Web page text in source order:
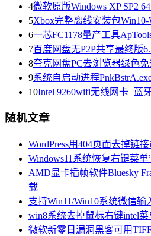
4微软原版Windows XP SP2
5Xbox完整离线安装包Win10-
6一芯FC1178量产工具
7百度网盘无P2P共享最终版
8夸克网盘PC去浏览器绿色免
9系统自启动进程
10Intel 9260wifi无线网卡+蓝
随机文章
WordPress用404页面去掉链
Windows11系统恢复右键菜单
AMD显卡插帧软件Bluesky
载
支持Win11/Win10系统微信输
win8系统去掉鼠标右键intel
微软新零日漏洞黑客可用